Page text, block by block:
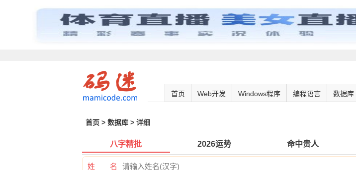
首页 Web开发 Windows程序 编程语言 数据库
首页 > 数据库 > 详细
八字精批 2026运势 命中贵人
姓 名